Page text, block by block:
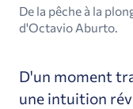
De la pêche à la
d'Octavio Aburto.
D'un moment
une intuition